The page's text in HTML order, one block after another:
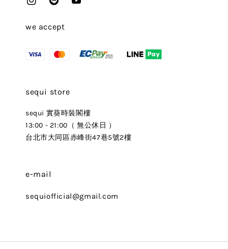
we accept
sequi store
sequi 實葵時裝閣樓
13:00 - 21:00（ 無公休日 ）
台北市大同區赤峰街47巷5號2樓
e-mail
sequiofficial@gmail.com